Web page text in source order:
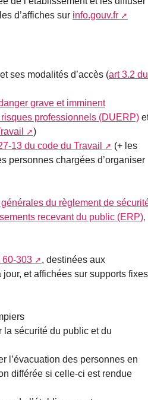
d’affiches sur info.gouv.fr
ses modalités d’accès (art 3.2 du
grave et imminent
professionnels (DUERP)
)
13 du code du Travail
(+ les
personnes chargées d’organiser
du règlement de
recevant du public (ERP),
60-303
, destinées aux
et affichées sur supports fixes
la sécurité du public et du
l’évacuation des personnes en
différée si celle-ci est rendue